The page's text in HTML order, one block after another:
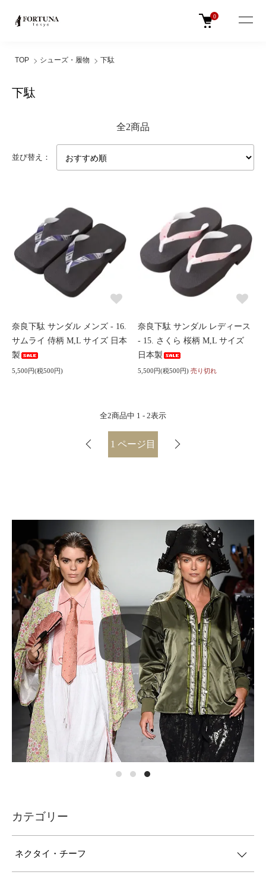
0
TOP シューズ・履物 下駄
下駄
全2商品
並び替え：
奈良下駄 サンダル メンズ - 16.
サムライ 侍柄 M,L サイズ 日本
製
5,500円(税500円)
奈良下駄 サンダル レディース
- 15. さくら 桜柄 M,L サイズ
日本製
5,500円(税500円) 売り切れ
全2商品中 1 - 2表示
1 ページ目
カテゴリー
ネクタイ・チーフ